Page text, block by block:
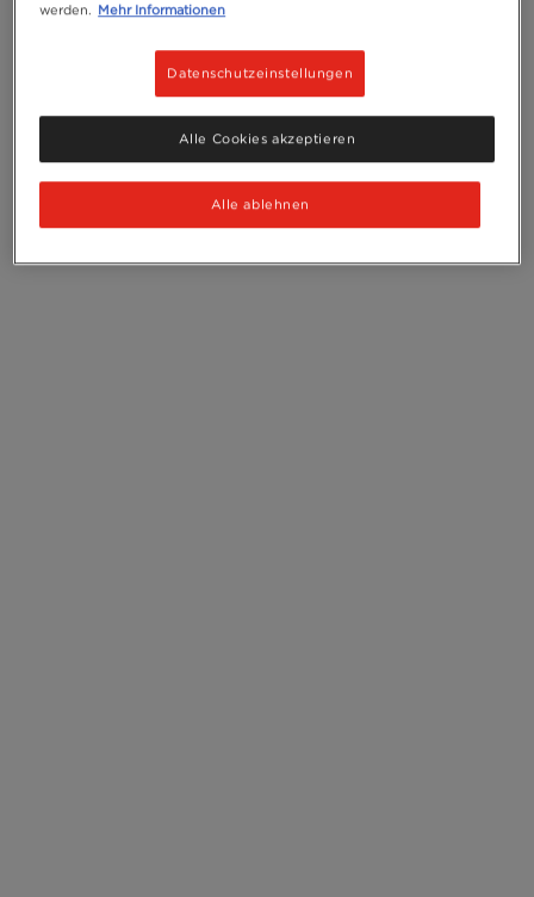
werden. Mehr Informationen
Datenschutzeinstellungen
Alle ablehnen
Alle Cookies akzeptieren